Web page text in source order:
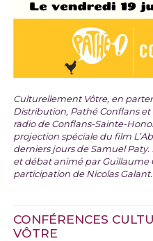
Culturellement Vôtre, en
Distribution, Pathé Conflans
radio de Conflans-Sainte-
projection spéciale du film
derniers jours de Samuel
et débat animé par Guillaume
participation de Nicolas Galant.
CONFÉRENCES
VÔTRE